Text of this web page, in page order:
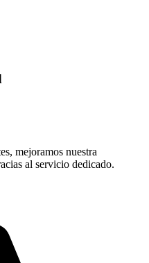
mejoramos nuestra
al servicio dedicado.